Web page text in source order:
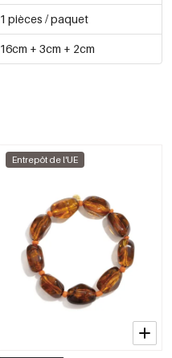
1 pièces / paquet
16cm + 3cm + 2cm
Entrepôt de l'UE